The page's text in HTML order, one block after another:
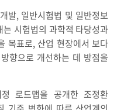
발, 일반시험법 및 일반정보
시험법의 과학적 타당성과
목표로, 산업 현장에서 보다
향으로 개선하는 데 방점을
로드맵을 공개한 조정환